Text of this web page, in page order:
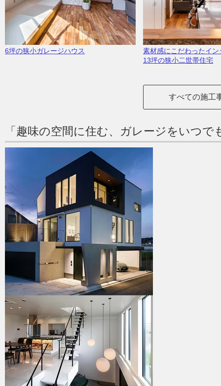
6坪の狭小ガレージハウス
素材感にこだわったイ
13坪の狭小二世帯住宅
すべての施工
「趣味の空間に住む、ガレージをいつ